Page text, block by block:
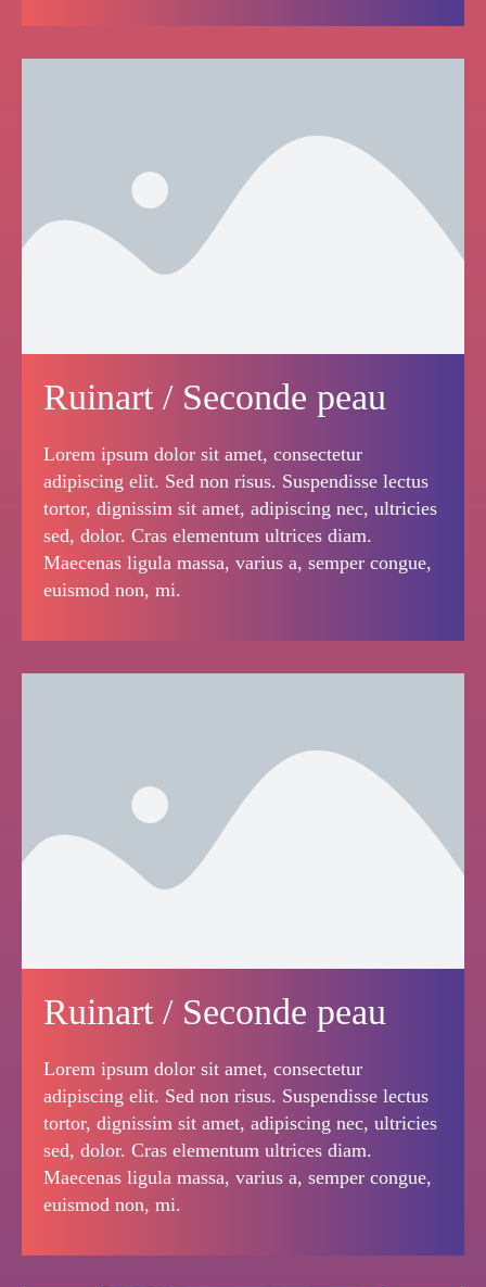
Ruinart / Seconde peau
Lorem ipsum dolor sit amet, consectetur
adipiscing elit. Sed non risus. Suspendisse lectus
tortor, dignissim sit amet, adipiscing nec, ultricies
sed, dolor. Cras elementum ultrices diam.
Maecenas ligula massa, varius a, semper congue,
euismod non, mi.
Ruinart / Seconde peau
Lorem ipsum dolor sit amet, consectetur
adipiscing elit. Sed non risus. Suspendisse lectus
tortor, dignissim sit amet, adipiscing nec, ultricies
sed, dolor. Cras elementum ultrices diam.
Maecenas ligula massa, varius a, semper congue,
euismod non, mi.